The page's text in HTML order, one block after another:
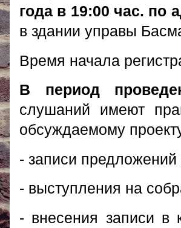
года в 19:00 час. по
в здании управы
Время начала
В период
слушаний имеют
обсуждаемому
- записи
- выступления на
- внесения записи в